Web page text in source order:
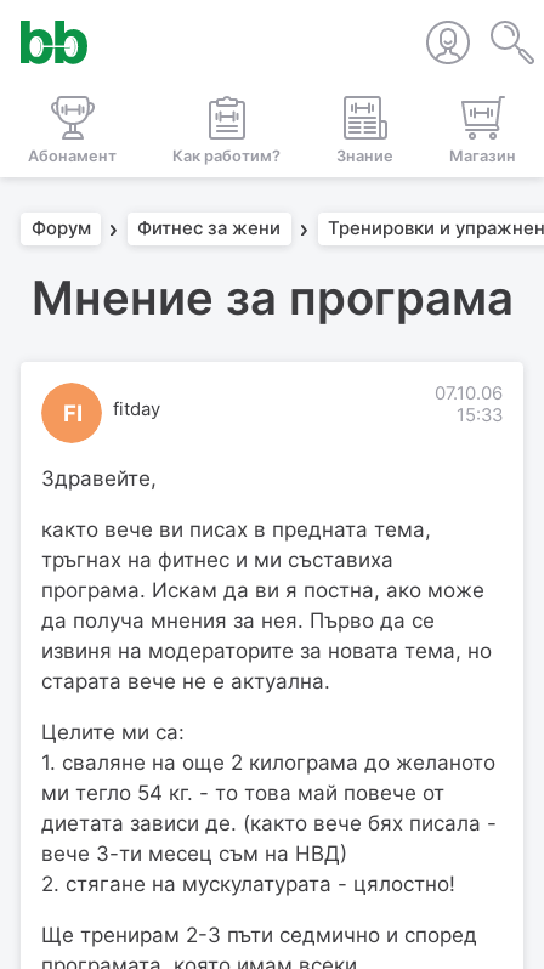
Абонамент Как работим? Знание Магазин
Форум Фитнес за жени Тренировки и
Мнение за програма
FI fitday
07.10.06
15:33
Здравейте,
както вече ви писах в предната тема,
тръгнах на фитнес и ми съставиха
програма. Искам да ви я постна, ако може
да получа мнения за нея. Първо да се
извиня на модераторите за новата тема, но
старата вече не е актуална.
Целите ми са:
1. сваляне на още 2 килограма до желаното
ми тегло 54 кг. - то това май повече от
диетата зависи де. (както вече бях писала -
вече 3-ти месец съм на НВД)
2. стягане на мускулатурата - цялостно!
Ще тренирам 2-3 пъти седмично и според